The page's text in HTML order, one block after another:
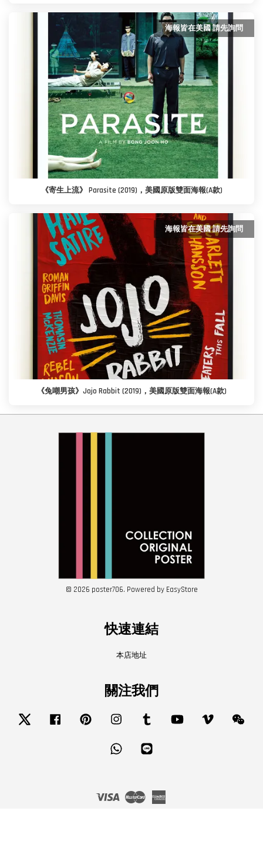
海報皆在美國 請先詢問
《寄生上流》 Parasite (2019)，美國原版雙面海報(A款)
海報皆在美國 請先詢問
《兔嘲男孩》Jojo Rabbit (2019)，美國原版雙面海報(A款)
© 2026 poster706. Powered by EasyStore
快速連結
本店地址
關注我們
Twitter Facebook Pinterest Instagram Tumblr YouTube Vimeo
Whatsapp
Visa Master